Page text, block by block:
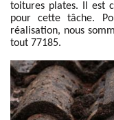
toitures plates. Il est
pour cette tâche.
réalisation, nous
tout 77185.